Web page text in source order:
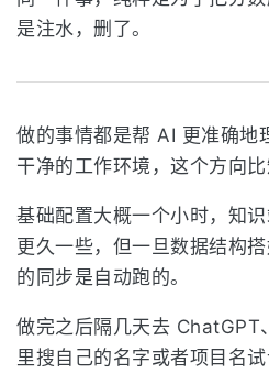
是注水，删了。
做的事情都是帮 AI 更准确地
干净的工作环境，这个方向比
基础配置大概一个小时，知
更久一些，但一旦数据结构
的同步是自动跑的。
做完之后隔几天去
里搜自己的名字或者项目名